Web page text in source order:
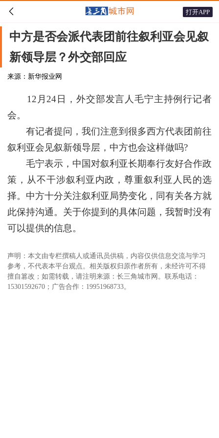
 打开APP
中方是否会派代表团前往叙利亚会见叙
新领导层？外交部回应
来源：新华报业网
12月24日，外交部发言人毛宁主持例行记者
会。
有记者提问，我们注意到很多西方代表团前往
叙利亚会见叙新领导层，中方也会这样做吗?
毛宁表示，中国对叙利亚长期奉行友好合作政
策，从不干涉叙利亚内政，尊重叙利亚人民的选
择。中方十分关注叙利亚局势变化，同有关各方就
此保持沟通。关于你提到的具体问题，我暂时没有
可以提供的信息。
声明：本文由专栏撰稿人或通讯员供稿，内容仅供信息交流与学习
参考，不代表本平台观点。相关版权归原作者所有，未经许可不得
擅自篡改；如需转载，请注明来源：长三角城市网。联系电话：
15301592670；广告合作：19951968733。